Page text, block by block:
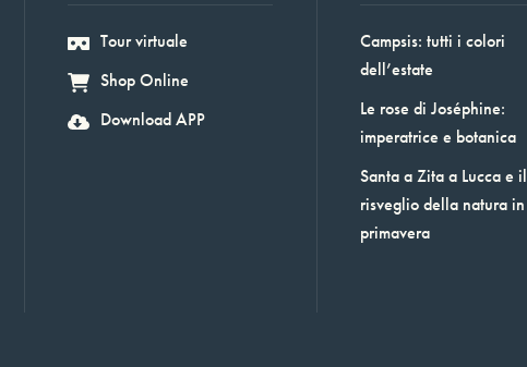
Tour virtuale
Shop Online
Download APP
Campsis: tutti i colori
dell’estate
Le rose di Joséphine:
imperatrice e botanica
Santa a Zita a Lucca e il
risveglio della natura in
primavera